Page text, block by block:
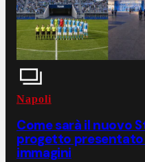
Napoli
Come sarà il nuovo
progetto
immagini